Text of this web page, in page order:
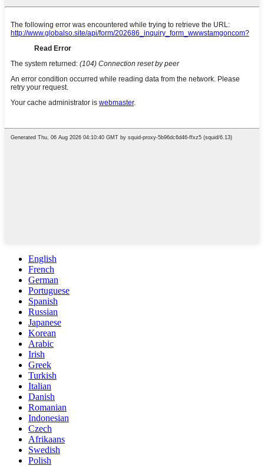
English
French
German
Portuguese
Spanish
Russian
Japanese
Korean
Arabic
Irish
Greek
Turkish
Italian
Danish
Romanian
Indonesian
Czech
Afrikaans
Swedish
Polish